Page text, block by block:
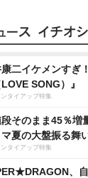
二イケメンすぎ
LOVE SONG）』
タイアップ特集
そのまま45％増
マ夏の大盤振る舞
タイアップ特集
、